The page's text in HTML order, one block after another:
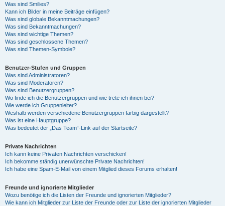
Was sind Smilies?
Kann ich Bilder in meine Beiträge einfügen?
Was sind globale Bekanntmachungen?
Was sind Bekanntmachungen?
Was sind wichtige Themen?
Was sind geschlossene Themen?
Was sind Themen-Symbole?
Benutzer-Stufen und Gruppen
Was sind Administratoren?
Was sind Moderatoren?
Was sind Benutzergruppen?
Wo finde ich die Benutzergruppen und wie trete ich ihnen bei?
Wie werde ich Gruppenleiter?
Weshalb werden verschiedene Benutzergruppen farbig dargestellt?
Was ist eine Hauptgruppe?
Was bedeutet der „Das Team“-Link auf der Startseite?
Private Nachrichten
Ich kann keine Privaten Nachrichten verschicken!
Ich bekomme ständig unerwünschte Private Nachrichten!
Ich habe eine Spam-E-Mail von einem Mitglied dieses Forums erhalten!
Freunde und ignorierte Mitglieder
Wozu benötige ich die Listen der Freunde und ignorierten Mitglieder?
Wie kann ich Mitglieder zur Liste der Freunde oder zur Liste der ignorierten Mitglieder